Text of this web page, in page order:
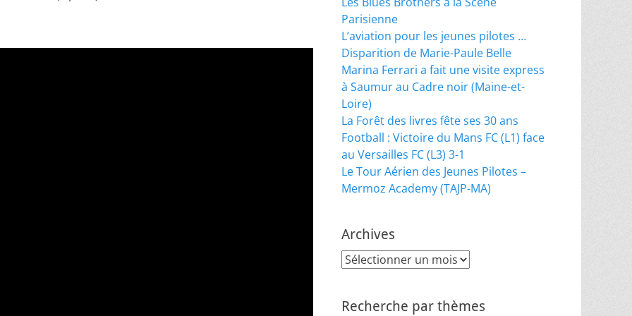
Parisienne
L’aviation pour les jeunes pilotes …
Disparition de Marie-Paule Belle
Marina Ferrari a fait une visite express
à Saumur au Cadre noir (Maine-et-
Loire)
La Forêt des livres fête ses 30 ans
Football : Victoire du Mans FC (L1) face
au Versailles FC (L3) 3-1
Le Tour Aérien des Jeunes Pilotes –
Mermoz Academy (TAJP-MA)
Archives
Archives
Recherche par thèmes